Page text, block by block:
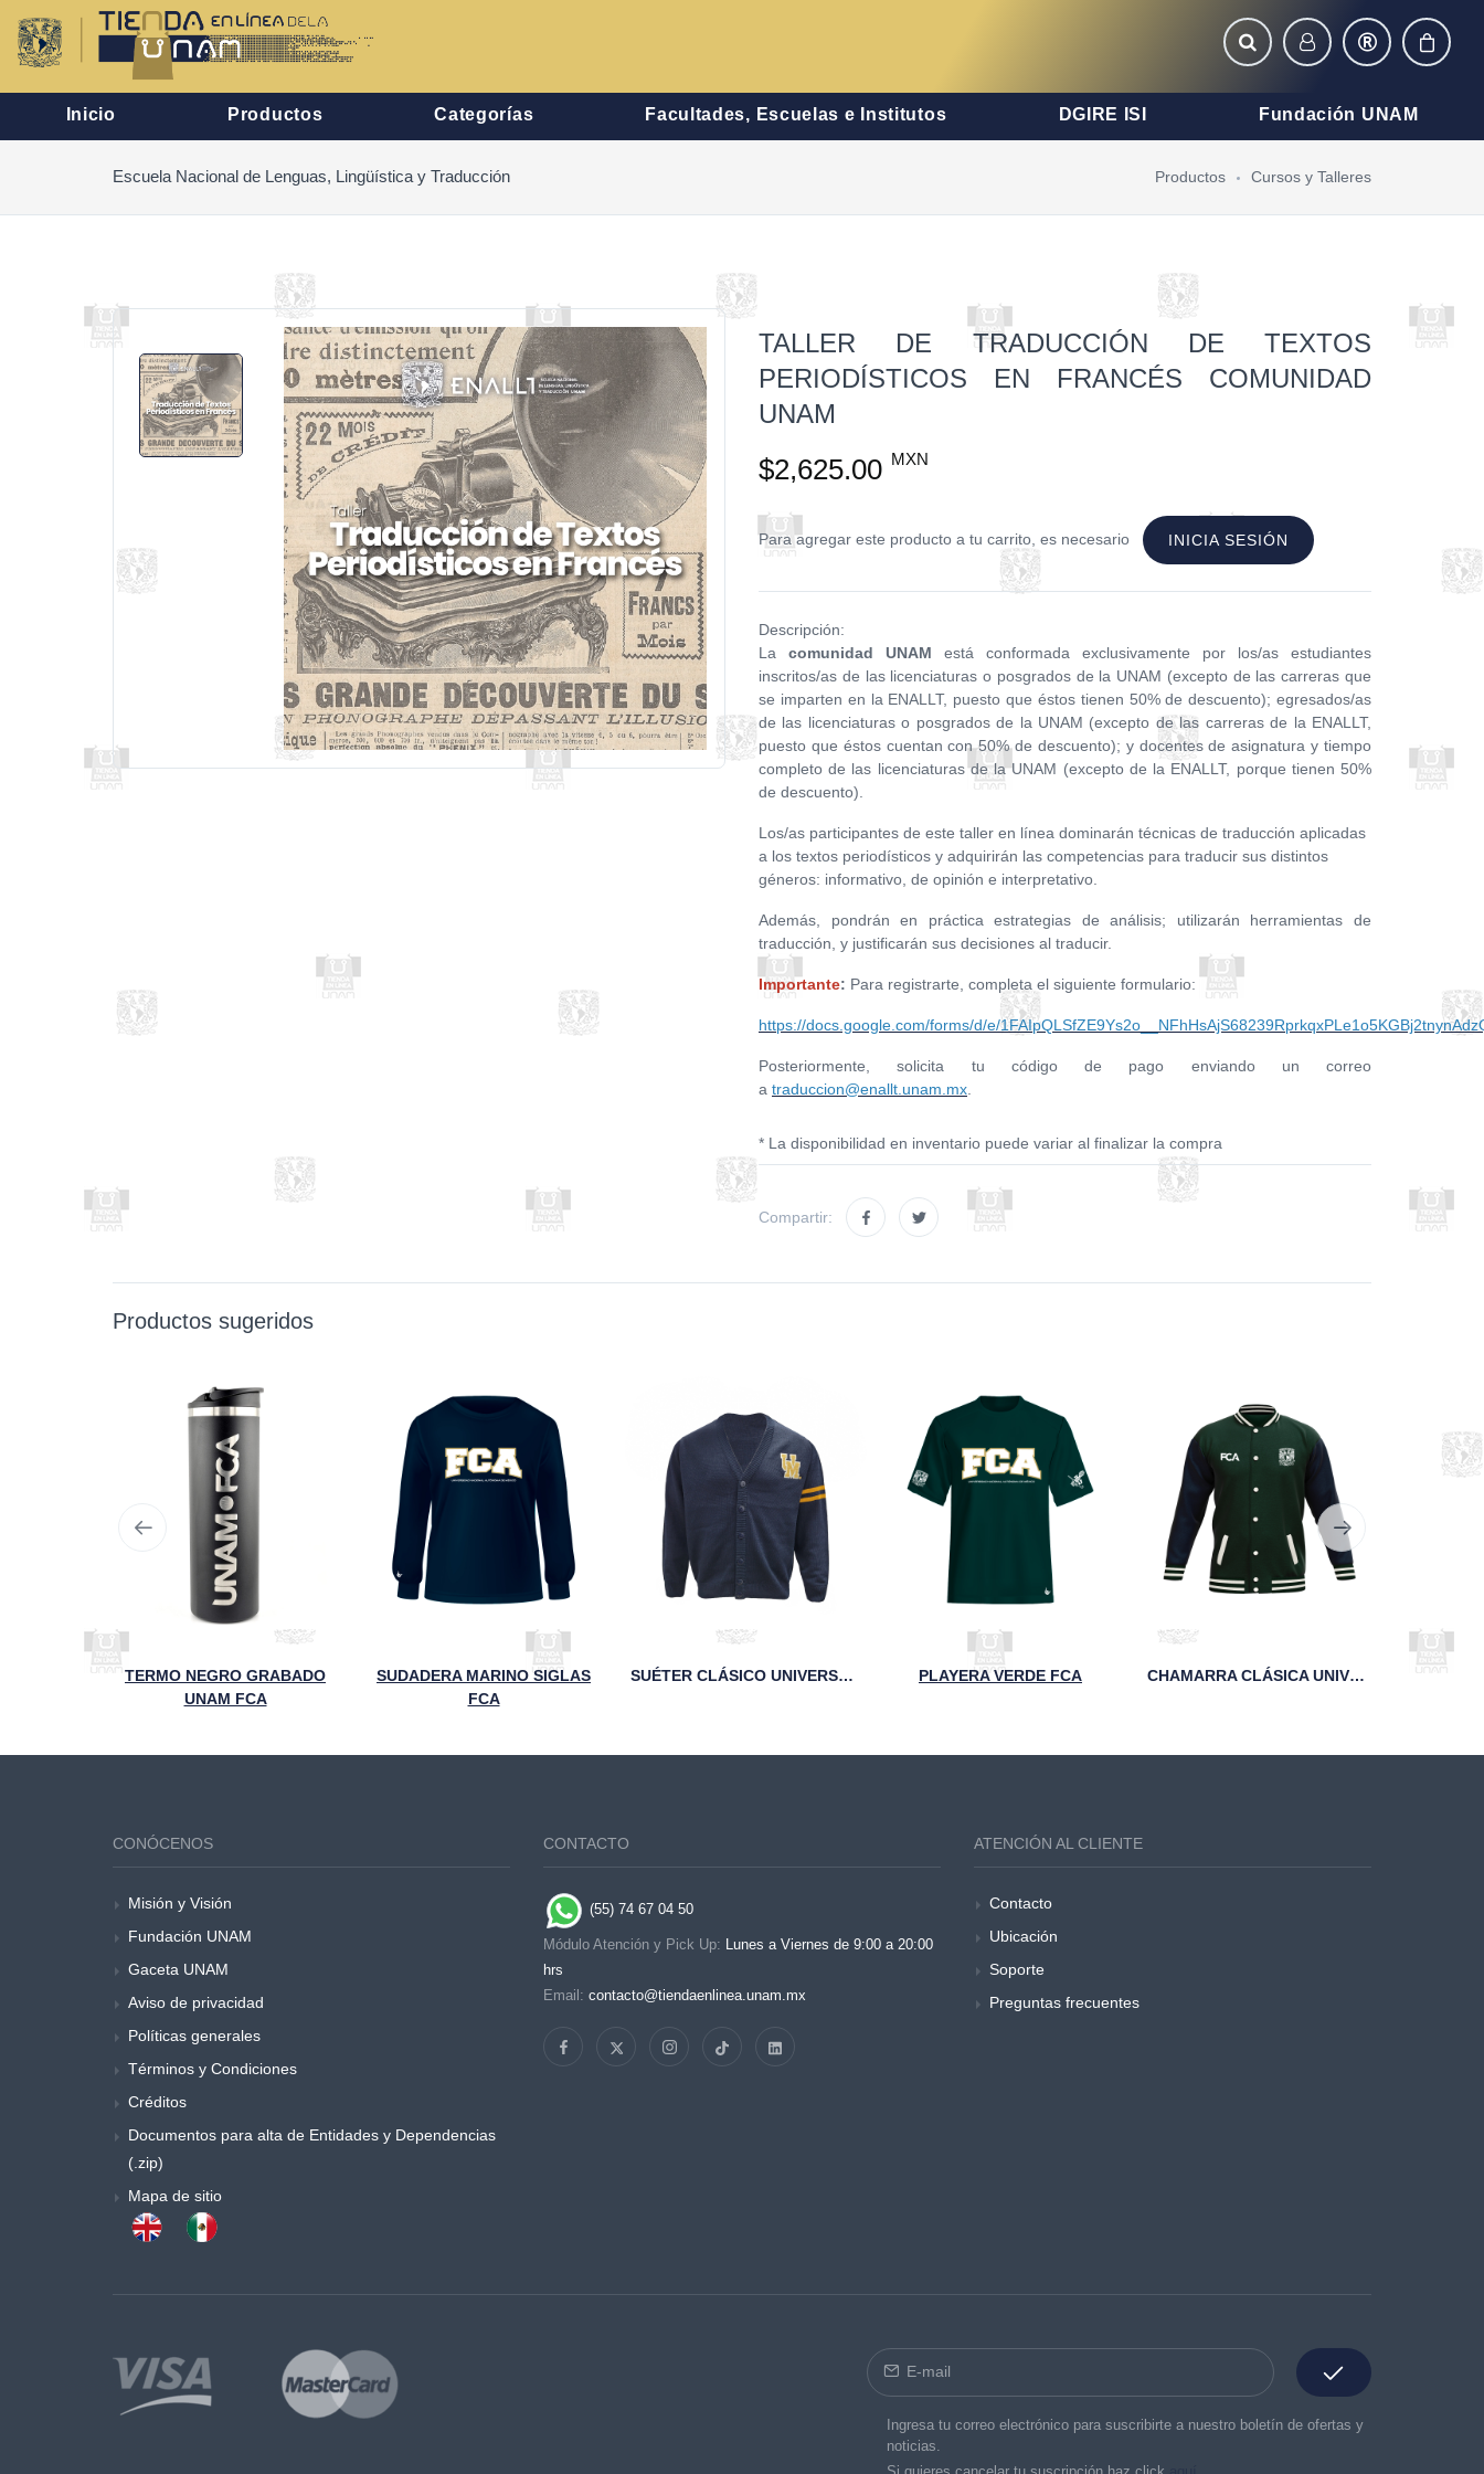
Inicio Productos Categorías Facultades, Escuelas e Institutos DGIRE ISI Fundación UNAM
Escuela Nacional de Lenguas, Lingüística y Traducción Productos Cursos y Talleres
TALLER DE TRADUCCIÓN DE TEXTOS
PERIODÍSTICOS EN FRANCÉS COMUNIDAD
UNAM
$2,625.00 MXN
Para agregar este producto a tu carrito, es necesario INICIA SESIÓN
Descripción:
La comunidad UNAM está conformada exclusivamente por los/as estudiantes
inscritos/as de las licenciaturas o posgrados de la UNAM (excepto de las carreras que
se imparten en la ENALLT, puesto que éstos tienen 50% de descuento); egresados/as
de las licenciaturas o posgrados de la UNAM (excepto de las carreras de la ENALLT,
puesto que éstos cuentan con 50% de descuento); y docentes de asignatura y tiempo
completo de las licenciaturas de la UNAM (excepto de la ENALLT, porque tienen 50%
de descuento).
Los/as participantes de este taller en línea dominarán técnicas de traducción aplicadas
a los textos periodísticos y adquirirán las competencias para traducir sus distintos
géneros: informativo, de opinión e interpretativo.
Además, pondrán en práctica estrategias de análisis; utilizarán herramientas de
traducción, y justificarán sus decisiones al traducir.
Importante: Para registrarte, completa el siguiente formulario:
https://docs.google.com/forms/d/e/
Posteriormente, solicita tu código de pago enviando un correo
a traduccion@enallt.unam.mx
* La disponibilidad en inventario puede variar al finalizar la compra
Compartir:
Productos sugeridos
TERMO NEGRO GRABADO
UNAM FCA
SUDADERA MARINO SIGLAS
FCA
SUÉTER CLÁSICO UNIVERSITARIO UM MARINO PLAYERA VERDE FCA CHAMARRA CLÁSICA UNIVERSITARIA DE PAÑO Y PIEL MARINO FCA
CONÓCENOS
Misión y Visión
Fundación UNAM
Gaceta UNAM
Aviso de privacidad
Políticas generales
Términos y Condiciones
Créditos
Documentos para alta de Entidades y Dependencias
(.zip)
Mapa de sitio
CONTACTO
(55) 74 67 04 50
Módulo Atención y Pick Up: Lunes a Viernes de 9:00 a 20:00
hrs
Email: contacto@tiendaenlinea.unam.mx
ATENCIÓN AL CLIENTE
Contacto
Ubicación
Soporte
Preguntas frecuentes
Ingresa tu correo electrónico para suscribirte a nuestro boletín de ofertas y
noticias.